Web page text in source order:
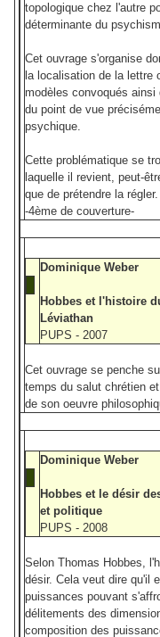
topologique chez l'autre
déterminante du
Cet ouvrage s'organise
la localisation de la lettre
modèles convoqués
du point de vue
psychique.
Cette problématique se
laquelle il revient, peut-
que de prétendre la régler.
-4ème de couverture-
Dominique Weber
Hobbes et l'histoire
Léviathan
PUPS - 2007
Cet ouvrage se penche
temps du salut chrétien
de son oeuvre
Dominique Weber
Hobbes et le désir
et politique
PUPS - 2008
Selon Thomas Hobbes,
désir. Cela veut dire qu'il
puissances pouvant
délitements des
composition des